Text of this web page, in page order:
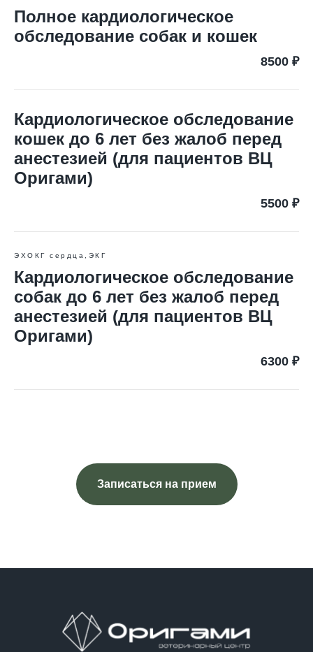
Полное кардиологическое
обследование собак и кошек
8500 ₽
Кардиологическое обследование
кошек до 6 лет без жалоб перед
анестезией (для пациентов ВЦ
Оригами)
5500 ₽
ЭХОКГ сердца,ЭКГ
Кардиологическое обследование
собак до 6 лет без жалоб перед
анестезией (для пациентов ВЦ
Оригами)
6300 ₽
Записаться на прием